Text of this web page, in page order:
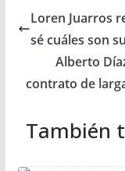
Loren Juarros
sé cuáles son
Alberto
contrato de
También